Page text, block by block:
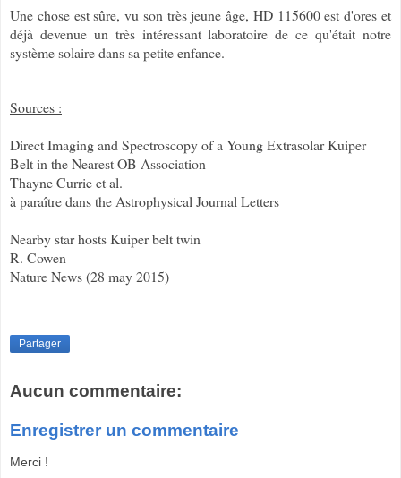
Une chose est sûre, vu son très jeune âge, HD 115600 est d'ores et
déjà devenue un très intéressant laboratoire de ce qu'était notre
système solaire dans sa petite enfance.
Sources :
Direct Imaging and Spectroscopy of a Young Extrasolar Kuiper
Belt in the Nearest OB Association
Thayne Currie et al.
à paraître dans the Astrophysical Journal Letters
Nearby star hosts Kuiper belt twin
R. Cowen
Nature News (28 may 2015)
Partager
Aucun commentaire:
Enregistrer un commentaire
Merci !